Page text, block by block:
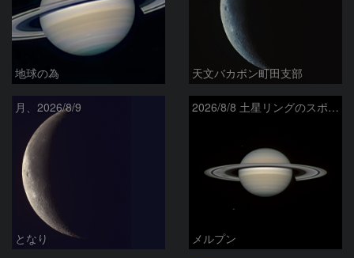
地球の為 天文バカボン町田支部
月、2026/8/9
となり
2026/8/8 土星リングのスポーク
メルプン